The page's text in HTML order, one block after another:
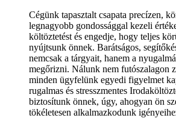
Cégünk tapasztalt csapata precízen,
legnagyobb gondossággal kezeli
költöztetést és engedje, hogy teljes
nyújtsunk önnek. Barátságos,
nemcsak a tárgyait, hanem a
megőrizni. Nálunk nem futószalagon
minden ügyfelünk egyedi figyelmet
rugalmas és stresszmentes
biztosítunk önnek, úgy, ahogyan ön
tökéletesen alkalmazkodunk